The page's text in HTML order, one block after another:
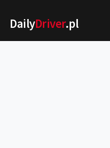
DailyDriver.pl